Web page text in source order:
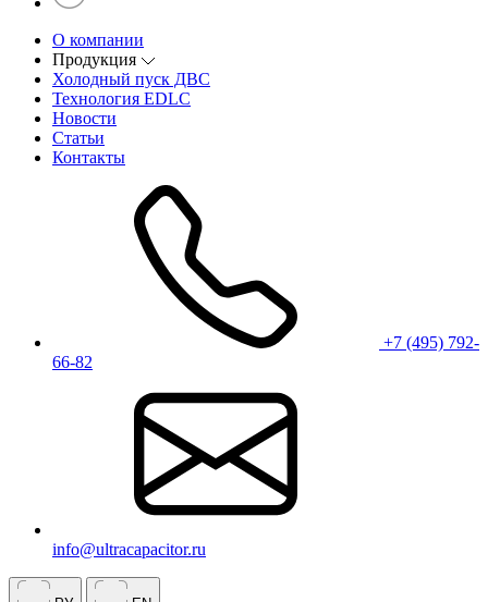
О компании
Продукция
Холодный пуск ДВС
Технология EDLC
Новости
Статьи
Контакты
+7 (495) 792-
66-82
info@ultracapacitor.ru